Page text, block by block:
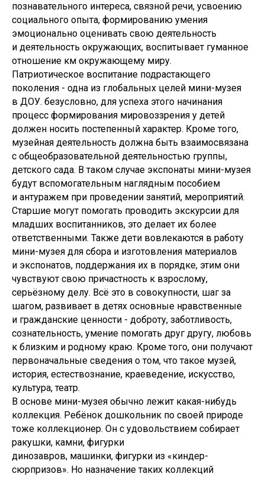
познавательного интереса, связной речи, усвоению
социального опыта, формированию умения
эмоционально оценивать свою деятельность
и деятельность окружающих, воспитывает гуманное
отношение км окружающему миру.
Патриотическое воспитание подрастающего
поколения - одна из глобальных целей мини-музея
в ДОУ. безусловно, для успеха этого начинания
процесс формирования мировоззрения у детей
должен носить постепенный характер. Кроме того,
музейная деятельность должна быть взаимосвязана
с общеобразовательной деятельностью группы,
детского сада. В таком случае экспонаты мини-музея
будут вспомогательным наглядным пособием
и антуражем при проведении занятий, мероприятий.
Старшие могут помогать проводить экскурсии для
младших воспитанников, это делает их более
ответственными. Также дети вовлекаются в работу
мини-музея для сбора и изготовления материалов
и экспонатов, поддержания их в порядке, этим они
чувствуют свою причастность к взрослому,
серьёзному делу. Всё это в совокупности, шаг за
шагом, развивает в детях основные нравственные
и гражданские ценности - доброту, заботливость,
сознательность, умение помогать друг другу, любовь
к близким и родному краю. Кроме того, они получают
первоначальные сведения о том, что такое музей,
история, естествознание, краеведение, искусство,
культура, театр.
В основе мини-музея обычно лежит какая-нибудь
коллекция. Ребёнок дошкольник по своей природе
тоже коллекционер. Он с удовольствием собирает
ракушки, камни, фигурки
динозавров, машинки, фигурки из «киндер-
сюрпризов». Но назначение таких коллекций